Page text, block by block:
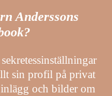
Anderssons
sin profil på privat
och bilder om